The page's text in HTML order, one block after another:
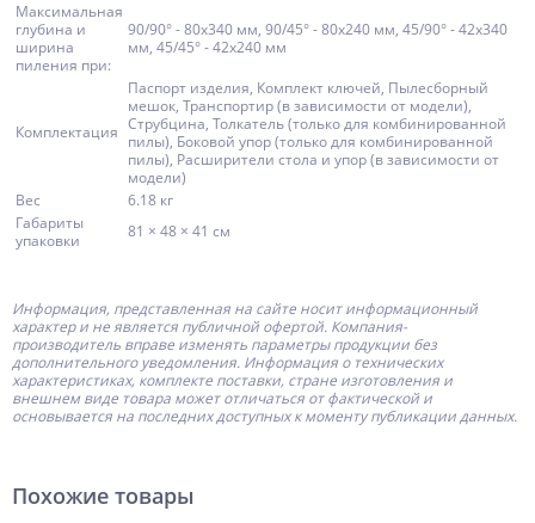
Максимальная
глубина и
ширина
пиления при:
90/90° - 80х340 мм, 90/45° - 80х240 мм, 45/90° - 42х340
мм, 45/45° - 42х240 мм
Комплектация
Паспорт изделия, Комплект ключей, Пылесборный
мешок, Транспортир (в зависимости от модели),
Струбцина, Толкатель (только для комбинированной
пилы), Боковой упор (только для комбинированной
пилы), Расширители стола и упор (в зависимости от
модели)
Вес
6.18 кг
Габариты
упаковки
81 × 48 × 41 см
Информация, представленная на сайте носит информационный
характер и не является публичной офертой. Компания-
производитель вправе изменять параметры продукции без
дополнительного уведомления. Информация о технических
характеристиках, комплекте поставки, стране изготовления и
внешнем виде товара может отличаться от фактической и
основывается на последних доступных к моменту публикации данных.
Похожие товары